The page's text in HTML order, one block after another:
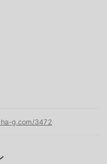
g.com/3472